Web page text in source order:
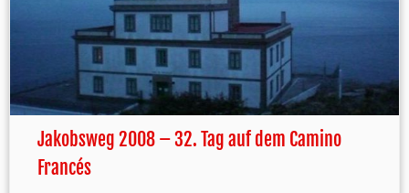
Jakobsweg 2008 – 32. Tag auf dem Camino
Francés